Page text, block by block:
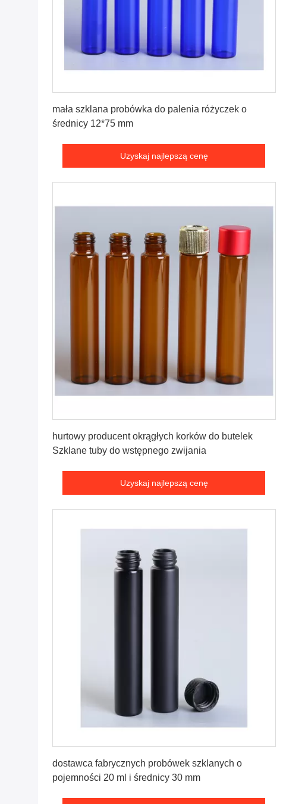
mała szklana probówka do palenia różyczek o
średnicy 12*75 mm
Uzyskaj najlepszą cenę
hurtowy producent okrągłych korków do butelek
Szklane tuby do wstępnego zwijania
Uzyskaj najlepszą cenę
dostawca fabrycznych probówek szklanych o
pojemności 20 ml i średnicy 30 mm